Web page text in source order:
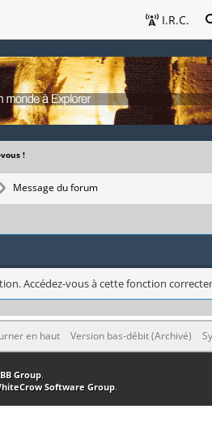
I.R.C.
!
Message du forum
Accédez-vous à cette fonction
en haut Version bas-débit (Archivé)
Group.
Software Group.